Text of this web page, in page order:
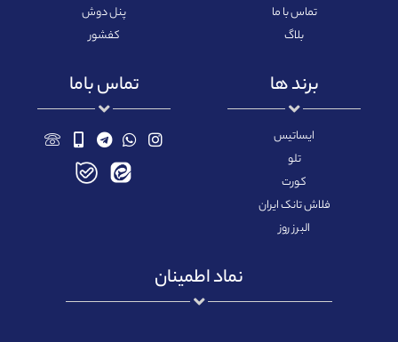
تماس با ما
بلاگ
پنل دوش
کفشور
برند ها
ایساتیس
تلو
کورت
فلاش تانک ایران
البرز روز
تماس باما
نماد اطمینان